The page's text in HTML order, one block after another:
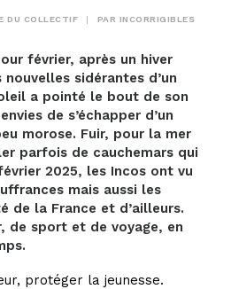
DU COLLECTIF | PAR INCORRIGIBLES
février, après un hiver
sidérantes d’un
a pointé le bout de son
de s’échapper d’un
morose. Fuir, pour la mer
parfois de cauchemars qui
2025, les Incos ont vu
mais aussi les
de la France et d’ailleurs.
de sport et de voyage, en
protéger la jeunesse.